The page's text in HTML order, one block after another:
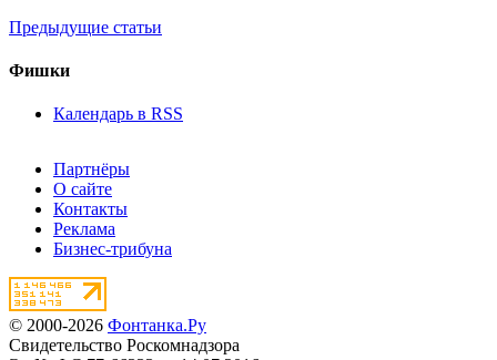
Предыдущие статьи
Фишки
Календарь в RSS
Партнёры
О сайте
Контакты
Реклама
Бизнес-трибуна
© 2000-2026 Фонтанка.Ру
Свидетельство Роскомнадзора